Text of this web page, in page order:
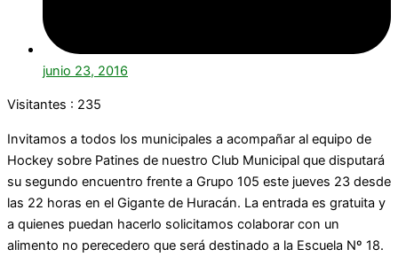
junio 23, 2016
Visitantes : 235
Invitamos a todos los municipales a acompañar al equipo de
Hockey sobre Patines de nuestro Club Municipal que disputará
su segundo encuentro frente a Grupo 105 este jueves 23 desde
las 22 horas en el Gigante de Huracán. La entrada es gratuita y
a quienes puedan hacerlo solicitamos colaborar con un
alimento no perecedero que será destinado a la Escuela Nº 18.